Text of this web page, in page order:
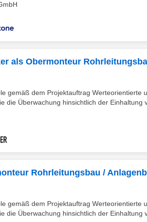
als Obermonteur
gemäß dem Projektauftrag Werteorientierte
die Überwachung hinsichtlich der Einhaltung
Rohrleitungsbau /
gemäß dem Projektauftrag Werteorientierte
die Überwachung hinsichtlich der Einhaltung